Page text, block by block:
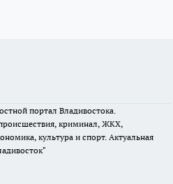
портал Владивостока.
криминал, ЖКХ,
культура и спорт. Актуальная